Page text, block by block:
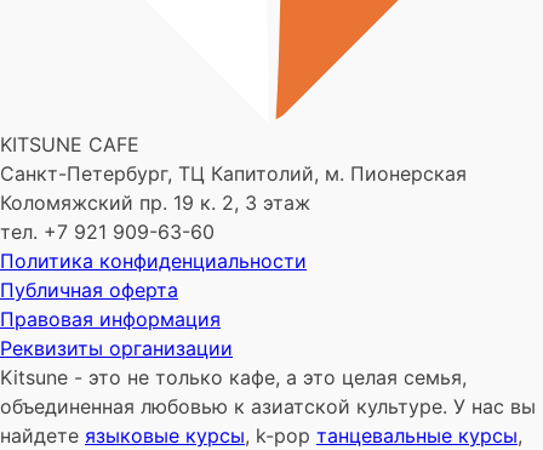
KITSUNE CAFE
Санкт-Петербург, ТЦ Капитолий, м. Пионерская
Коломяжский пр. 19 к. 2, 3 этаж
тел. +7 921 909-63-60
Политика конфиденциальности
Публичная оферта
Правовая информация
Реквизиты организации
Kitsune - это не только кафе, а это целая семья,
объединенная любовью к азиатской культуре. У нас вы
найдете языковые курсы, k-pop танцевальные курсы,